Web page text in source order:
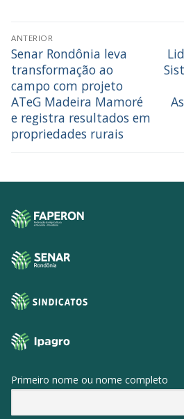
ANTERIOR
Senar Rondônia leva
transformação ao
campo com projeto
ATeG Madeira Mamoré
e registra resultados em
propriedades rurais
Primeiro nome ou nome completo